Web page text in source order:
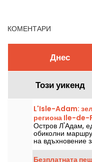
КОМЕНТАРИ
Днес
Този уикенд
L'Isle-Adam:
региона Ile-de-
Остров Л'Адам,
обиколни
на вдъхновение
пейзажисти, е
находище, което
Безплатната